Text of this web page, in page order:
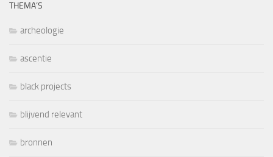
THEMA’S
archeologie
ascentie
black projects
blijvend relevant
bronnen